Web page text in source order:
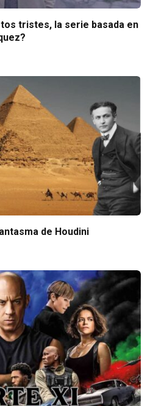
tristes, la serie basada en
de Houdini